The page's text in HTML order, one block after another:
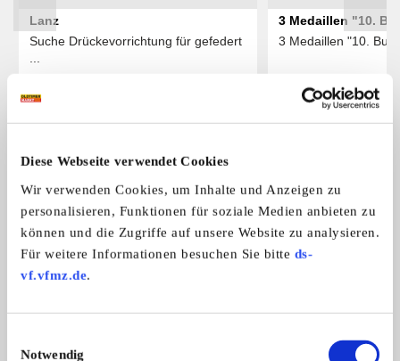
Diese Webseite verwendet Cookies
Wir verwenden Cookies, um Inhalte und Anzeigen zu
personalisieren, Funktionen für soziale Medien anbieten zu
können und die Zugriffe auf unsere Website zu analysieren.
Für weitere Informationen besuchen Sie bitte ds-
vf.vfmz.de.
Notwendig
Lanz
Suche Drückevorrichtung für gefedert
3 Medaillen "10.
Hochdorf 1996"
3 Medaillen "10.
4